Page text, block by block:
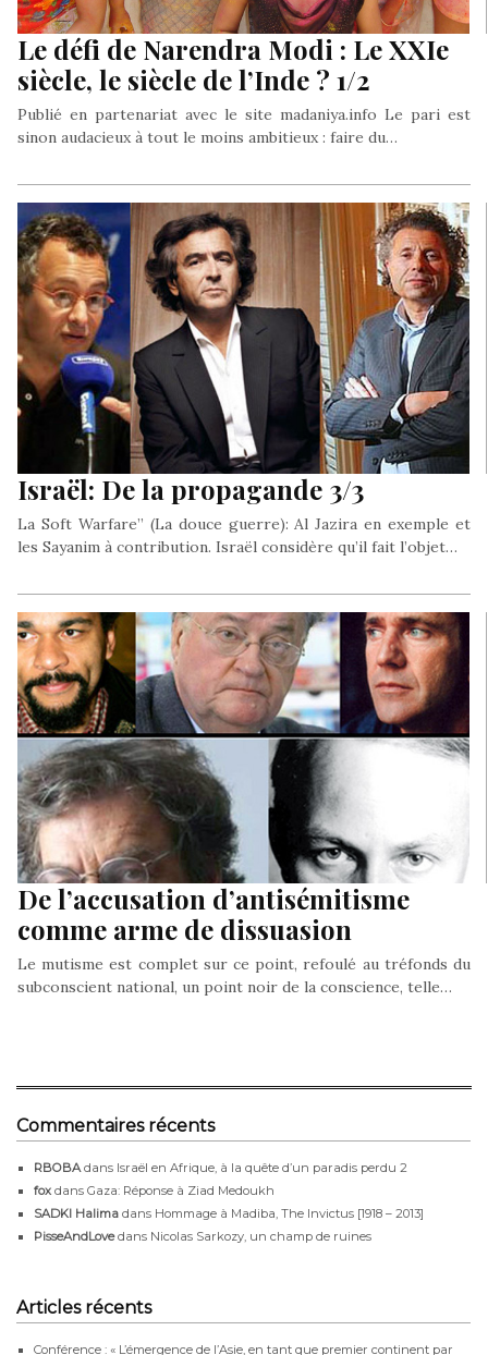
Le défi de Narendra Modi : Le XXIe
siècle, le siècle de l’Inde ? 1/2
Publié en partenariat avec le site madaniya.info Le pari est
sinon audacieux à tout le moins ambitieux : faire du…
Israël: De la propagande 3/3
La Soft Warfare” (La douce guerre): Al Jazira en exemple et
les Sayanim à contribution. Israël considère qu’il fait l’objet…
De l’accusation d’antisémitisme
comme arme de dissuasion
Le mutisme est complet sur ce point, refoulé au tréfonds du
subconscient national, un point noir de la conscience, telle…
Commentaires récents
RBOBA dans Israël en Afrique, à la quête d’un paradis perdu 2
fox dans Gaza: Réponse à Ziad Medoukh
SADKI Halima dans Hommage à Madiba, The Invictus [1918 – 2013]
PisseAndLovedans Nicolas Sarkozy, un champ de ruines
Articles récents
Conférence : « L’émergence de l’Asie, en tant que premier continent par